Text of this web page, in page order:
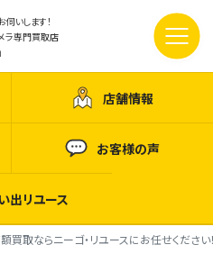
いします！
ラ専門買取店
店舗情報
お客様の声
出リユース
買取ならニーゴ・リユースにお任せください